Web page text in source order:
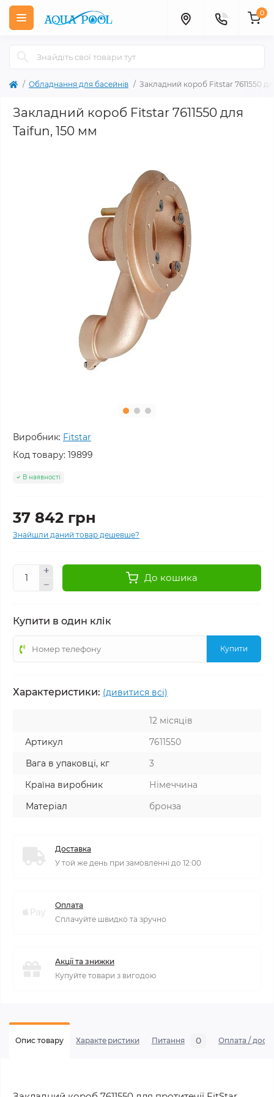
0
Обладнання для басейнів Закладний короб Fitstar 7611550
Закладний короб Fitstar 7611550 для
Taifun, 150 мм
Виробник: Fitstar
Код товару: 19899
В наявності
37 842 грн
Знайшли даний товар дешевше?
До кошика
Купити в один клік
Купити
Характеристики: (дивитися всі)
12 місяців
Артикул
7611550
Вага в упаковці, кг
3
Країна виробник
Німеччина
Матеріал
бронза
Доставка
У той же день при замовленні до 12:00
Оплата
Сплачуйте швидко та зручно
Акції та знижки
Купуйте товари з вигодою
Опис товару Характеристики Питання 0 Оплата /